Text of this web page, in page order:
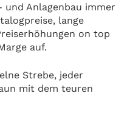
Anlagenbau immer
lange
on top
auf.
Strebe, jeder
mit dem teuren